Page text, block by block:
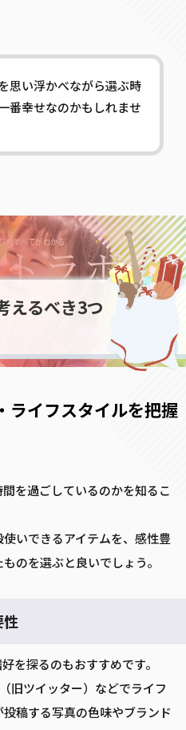
思い浮かべながら選ぶ時
番幸せなのかもしれませ
えるべき3つ
ライフスタイルを把握
を過ごしているのかを知るこ
いできるアイテムを、感性豊
のを選ぶと良いでしょう。
を探るのもおすすめです。
旧ツイッター）などでライフ
稿する写真の色味やブランド